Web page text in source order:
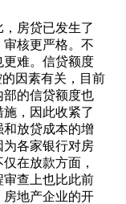
房贷已发生了
核更严格。不
更难。信贷额度
因素有关，目前
的信贷额度也
，因此收紧了
放贷成本的增
为各家银行对房
在放款方面，
查上也比此前
地产企业的开